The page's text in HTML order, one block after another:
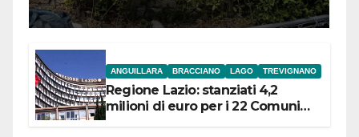
ANGUILLARA BRACCIANO LAGO TREVIGNANO
Regione Lazio: stanziati 4,2
milioni di euro per i 22 Comuni